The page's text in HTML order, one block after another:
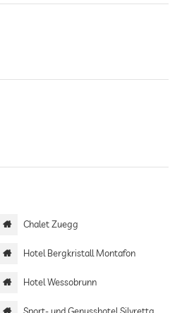
Chalet Zuegg
Hotel Bergkristall Montafon
Hotel Wessobrunn